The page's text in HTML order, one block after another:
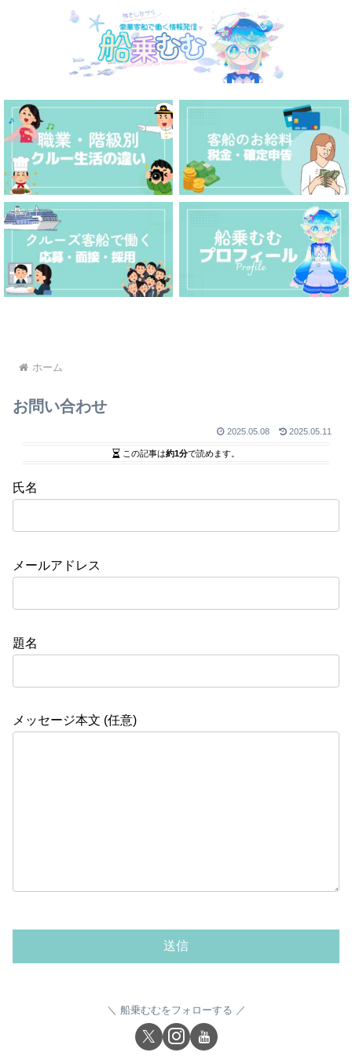
ホーム
お問い合わせ
2025.05.08 2025.05.11
この記事は約1分で読めます。
氏名
メールアドレス
題名
メッセージ本文 (任意)
船乗むむをフォローする